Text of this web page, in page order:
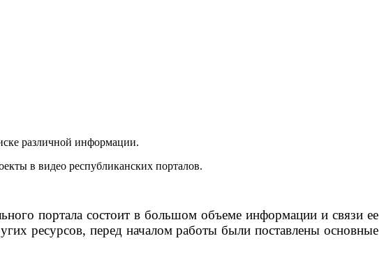
различной информации.
в видео республиканских порталов.
портала состоит в большом объеме информации и связи ее
ресурсов, перед началом работы были поставлены основные